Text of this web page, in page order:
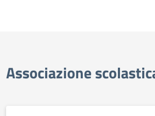
Associazione